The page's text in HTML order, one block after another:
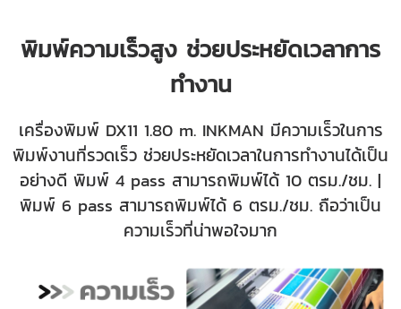
พิมพ์ความเร็วสูง ช่วยประหยัดเวลาการ
ทำงาน
เครื่องพิมพ์ DX11 1.80 m. INKMAN มีความเร็วในการ
พิมพ์งานที่รวดเร็ว ช่วยประหยัดเวลาในการทำงานได้เป็น
อย่างดี พิมพ์ 4 pass สามารถพิมพ์ได้ 10 ตรม./ชม. |
พิมพ์ 6 pass สามารถพิมพ์ได้ 6 ตรม./ชม. ถือว่าเป็น
ความเร็วที่น่าพอใจมาก